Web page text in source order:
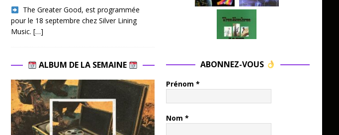
​ The Greater Good, est programmée
pour le 18 septembre chez Silver Lining
Music. […]
ALBUM DE LA SEMAINE ABONNEZ-VOUS
Prénom *
Nom *